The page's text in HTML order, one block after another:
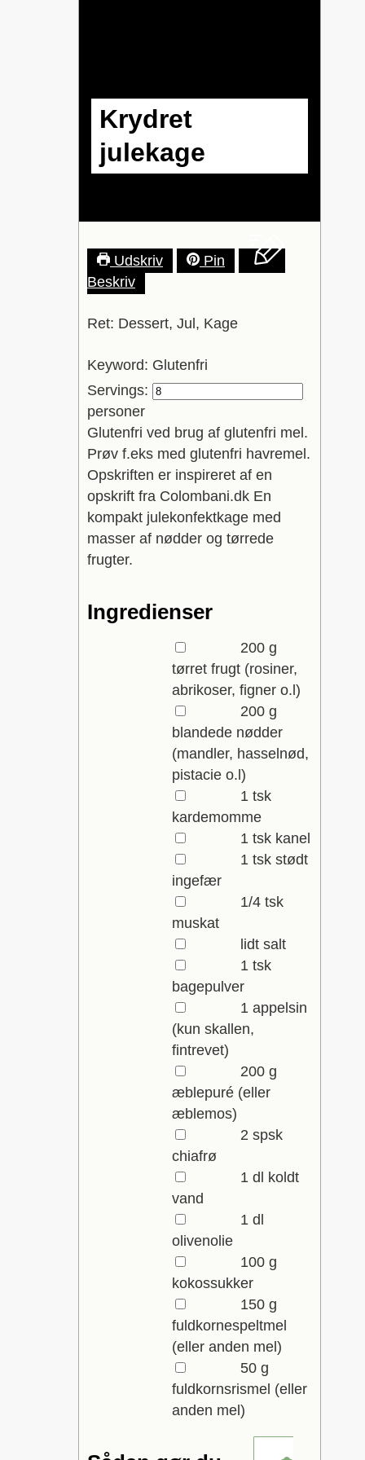
Krydret
julekage
Udskriv
Pin
Beskriv
Ret: Dessert, Jul, Kage
Keyword: Glutenfri
Servings:
personer
Glutenfri ved brug af glutenfri mel.
Prøv f.eks med glutenfri havremel.
Opskriften er inspireret af en
opskrift fra Colombani.dk En
kompakt julekonfektkage med
masser af nødder og tørrede
frugter.
Ingredienser
200 g
tørret frugt (rosiner,
abrikoser, figner o.l)
200 g
blandede nødder
(mandler, hasselnød,
pistacie o.l)
1 tsk
kardemomme
1 tsk kanel
1 tsk stødt
ingefær
1/4 tsk
muskat
lidt salt
1 tsk
bagepulver
1 appelsin
(kun skallen,
fintrevet)
200 g
æblepuré (eller
æblemos)
2 spsk
chiafrø
1 dl koldt
vand
1 dl
olivenolie
100 g
kokossukker
150 g
fuldkornespeltmel
(eller anden mel)
50 g
fuldkornsrismel (eller
anden mel)